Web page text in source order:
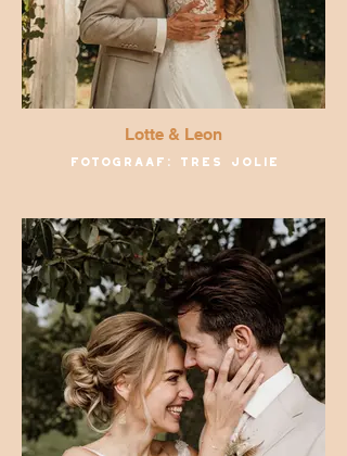
Lotte & Leon
Fotograaf: Tres Jolie